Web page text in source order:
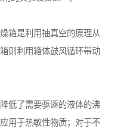
箱是利用抽真空的原理从
则利用箱体鼓风循环带动
低了需要驱逐的液体的沸
用于热敏性物质；对于不